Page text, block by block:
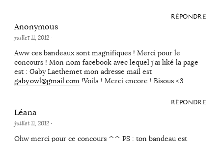
RÉPONDRE
Anonymous
juillet 11, 2012·
Aww ces bandeaux sont magnifiques ! Merci pour le
concours ! Mon nom facebook avec lequel j'ai liké la page
est : Gaby Laethemet mon adresse mail est
gaby.owl@gmail.com !Voila ! Merci encore ! Bisous <3
RÉPONDRE
Léana
juillet 11, 2012·
Ohw merci pour ce concours ^^ PS : ton bandeau est